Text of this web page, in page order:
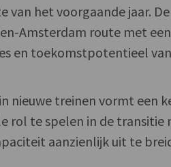
van het voorgaande jaar.
Amsterdam route met
en toekomstpotentieel
nieuwe treinen vormt een
rol te spelen in de
aanzienlijk uit te